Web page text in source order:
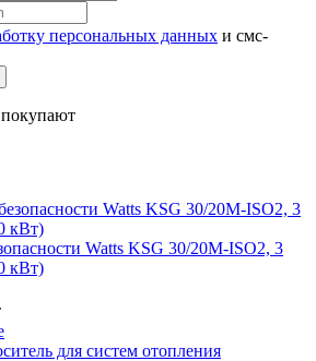
персональных данных и смс-
Watts KSG 30/20M-ISO2, 3
кВт)